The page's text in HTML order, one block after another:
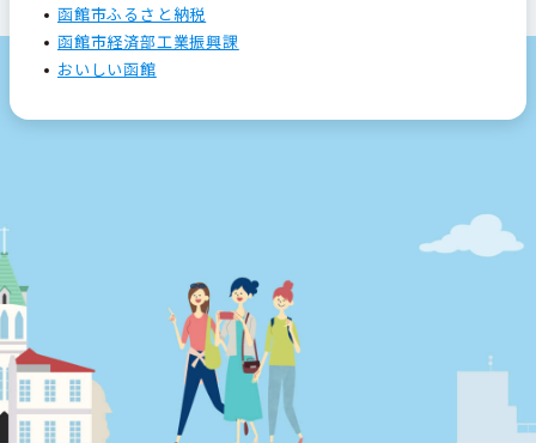
函館市ふるさと納税
函館市経済部工業振興課
おいしい函館